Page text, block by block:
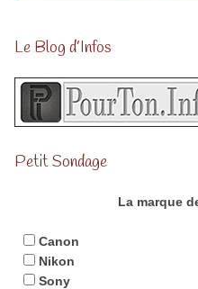
Le Blog d’Infos
Petit Sondage
La marque
Canon
Nikon
Sony